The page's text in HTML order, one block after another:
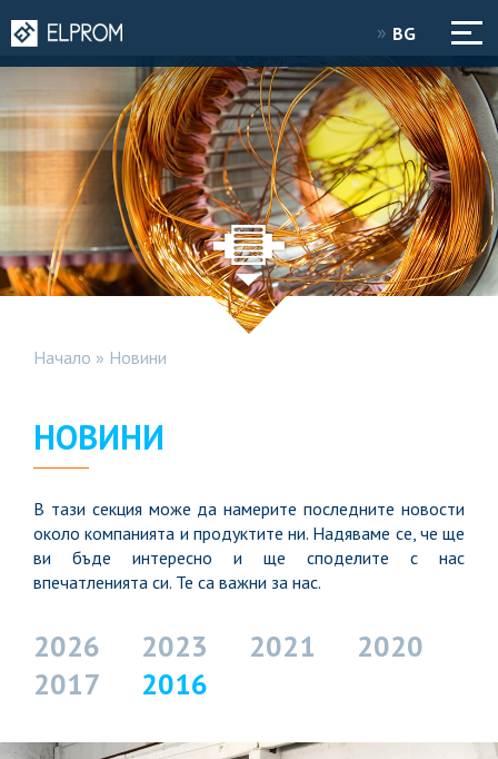
BG
Начало » Новини
НОВИНИ
В тази секция може да намерите последните новости
около компанията и продуктите ни. Надяваме се, че ще
ви бъде интересно и ще споделите с нас
впечатленията си. Те са важни за нас.
2026 2023 2021
2020
2017
2016